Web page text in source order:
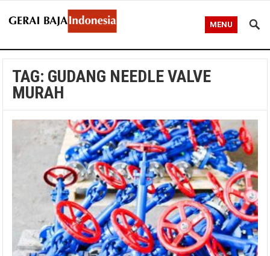
MENU
TAG: GUDANG NEEDLE VALVE
MURAH